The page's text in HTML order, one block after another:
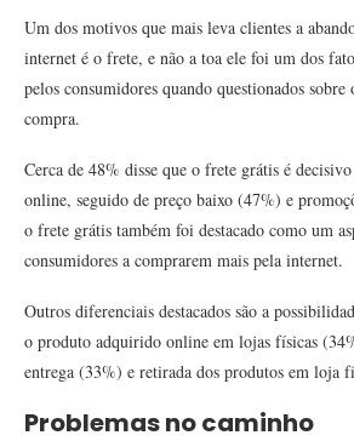
Um dos motivos que mais leva clientes a
internet é o frete, e não a toa ele foi um dos
pelos consumidores quando questionados sobre
compra.
Cerca de 48% disse que o frete grátis é
online, seguido de preço baixo (47%) e
o frete grátis também foi destacado como um
consumidores a comprarem mais pela internet.
Outros diferenciais destacados são a
o produto adquirido online em lojas físicas
entrega (33%) e retirada dos produtos em loja
Problemas no caminho